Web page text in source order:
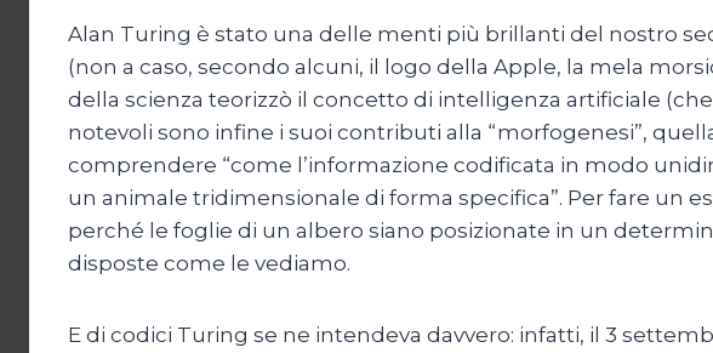
Alan Turing è stato una delle menti più brillanti del nostro
(non a caso, secondo alcuni, il logo della Apple, la mela
della scienza teorizzò il concetto di intelligenza artificiale
notevoli sono infine i suoi contributi alla “morfogenesi”,
comprendere “come l’informazione codificata in modo
un animale tridimensionale di forma specifica”. Per fare un
perché le foglie di un albero siano posizionate in un
disposte come le vediamo.
E di codici Turing se ne intendeva davvero: infatti, il 3